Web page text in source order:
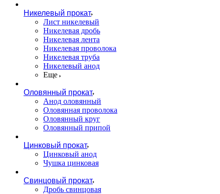
Никелевый прокат
Лист никелевый
Никелевая дробь
Никелевая лента
Никелевая проволока
Никелевая труба
Никелевый анод
Еще
Оловянный прокат
Анод оловянный
Оловянная проволока
Оловянный круг
Оловянный припой
Цинковый прокат
Цинковый анод
Чушка цинковая
Свинцовый прокат
Дробь свинцовая